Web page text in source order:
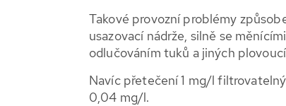
Takové provozní problémy
usazovací nádrže, silně se
odlučováním tuků a jiných
Navíc přetečení 1 mg/l
0,04 mg/l.